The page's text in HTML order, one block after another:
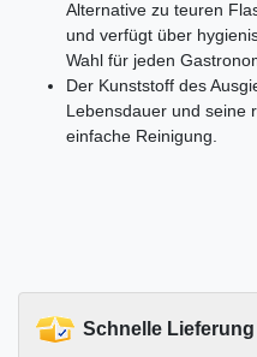
Alternative zu teuren
und verfügt über
Wahl für jeden
Der Kunststoff des
Lebensdauer und seine
einfache Reinigung.
Schnelle Lieferung